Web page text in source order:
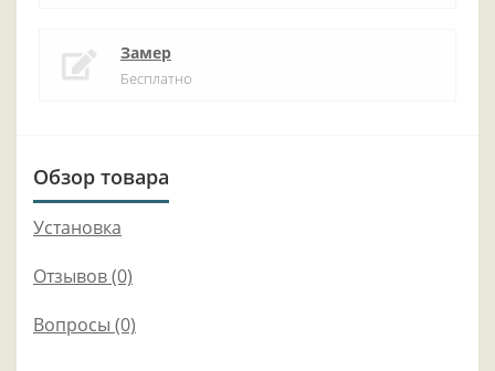
Замер
Бесплатно
Обзор товара
Установка
Отзывов (0)
Вопросы (0)